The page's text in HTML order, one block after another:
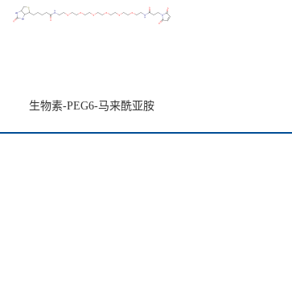
生物素-PEG6-马来酰亚胺